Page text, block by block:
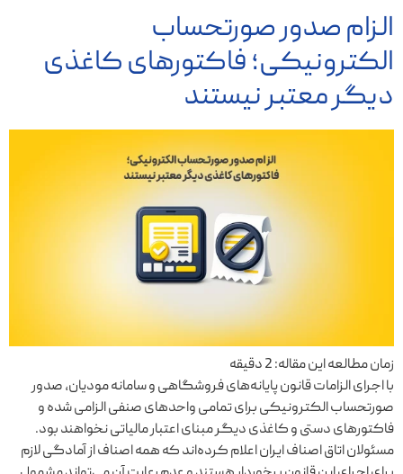
الزام صدور صورتحساب
الکترونیکی؛ فاکتورهای کاغذی
دیگر معتبر نیستند
زمان مطالعه این مقاله:2دقیقه
با اجرای الزامات قانون پایانه‌های فروشگاهی و سامانه مودیان، صدور
صورتحساب الکترونیکی برای تمامی واحدهای صنفی الزامی شده و
فاکتورهای دستی و کاغذی دیگر مبنای اعتبار مالیاتی نخواهند بود.
مسئولان اتاق اصناف ایران اعلام کرده‌اند که همه اصناف از آمادگی لازم